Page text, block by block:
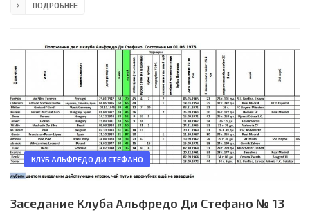
выступлением Герда Мюллера и вступлением в клуб его
еврокубковый гол забил лидер клуба португалец Эйсебио, он
отличился в 59-й раз. С одной стороны он ещё больше
оторвался от идущего
ПОДРОБНЕЕ
КЛУБ АЛЬФРЕДО ДИ СТЕФАНО
Заседание Клуба Альфредо Ди Стефано № 13